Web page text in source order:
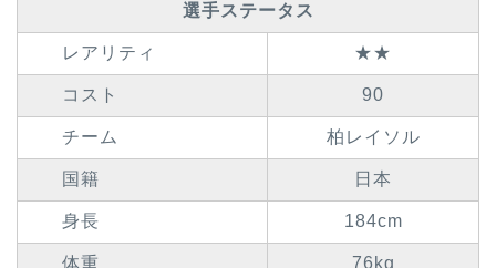
選手ステータス
レアリティ ★★
コスト 90
チーム 柏レイソル
国籍 日本
身長 184cm
体重 76kg